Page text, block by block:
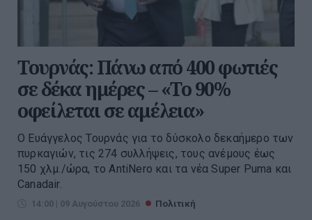
Τουρνάς: Πάνω από 400 φωτιές
σε δέκα ημέρες – «Το 90%
οφείλεται σε αμέλεια»
Ο Ευάγγελος Τουρνάς για το δύσκολο δεκαήμερο των
πυρκαγιών, τις 274 συλλήψεις, τους ανέμους έως
150 χλμ./ώρα, το AntiNero και τα νέα Super Puma και
Canadair.
14:00 | 09 Αυγούστου 2026 Πολιτική